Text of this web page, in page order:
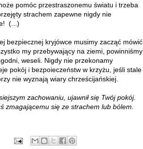
pomóc przestraszonemu światu i trzeba
strachem zapewne nigdy nie
(...)
bezpiecznej kryjówce musimy zacząć mówić
my przebywający na ziemi, powinniśmy
weseli. Nigdy nie przekonamy
pokój i bezpoieczeństw w krzyżu, jeśli stale
nie wyznają wiary chrześcijańskiej.
zachowaniu, ujawnił się Twój pokój.
zmagającemu się ze strachem lub bólem.